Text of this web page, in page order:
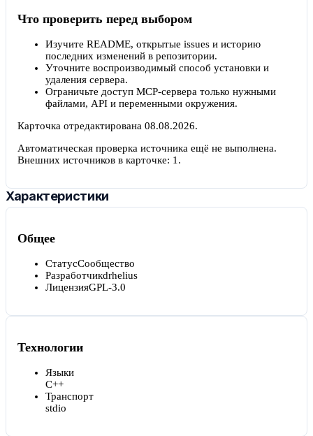
Что проверить перед выбором
Изучите README, открытые issues и историю
последних изменений в репозитории.
Уточните воспроизводимый способ установки и
удаления сервера.
Ограничьте доступ MCP-сервера только нужными
файлами, API и переменными окружения.
Карточка отредактирована 08.08.2026.
Автоматическая проверка источника ещё не выполнена.
Внешних источников в карточке: 1.
Характеристики
Общее
СтатусСообщество
Разработчикdrhelius
ЛицензияGPL-3.0
Технологии
Языки
C++
Транспорт
stdio